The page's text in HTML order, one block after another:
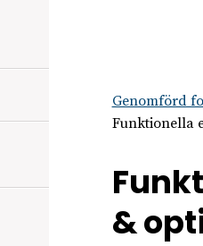
Genomförd
Funktionella
&